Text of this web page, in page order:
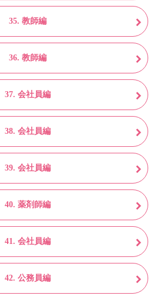
35. 教師編
36. 教師編
37. 会社員編
38. 会社員編
39. 会社員編
40. 薬剤師編
41. 会社員編
42. 公務員編